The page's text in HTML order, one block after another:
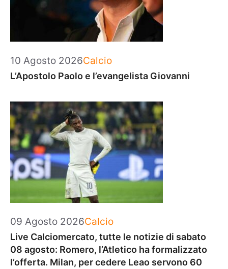
10 Agosto 2026Categorie
Calcio
L’Apostolo Paolo e l’evangelista Giovanni
09 Agosto 2026Categorie
Calcio
Live Calciomercato, tutte le notizie di sabato
08 agosto: Romero, l’Atletico ha formalizzato
l’offerta. Milan, per cedere Leao servono 60